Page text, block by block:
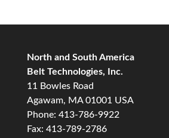
North and South America
Belt Technologies, Inc.
11 Bowles Road
Agawam, MA 01001 USA
Phone: 413-786-9922
Fax: 413-789-2786